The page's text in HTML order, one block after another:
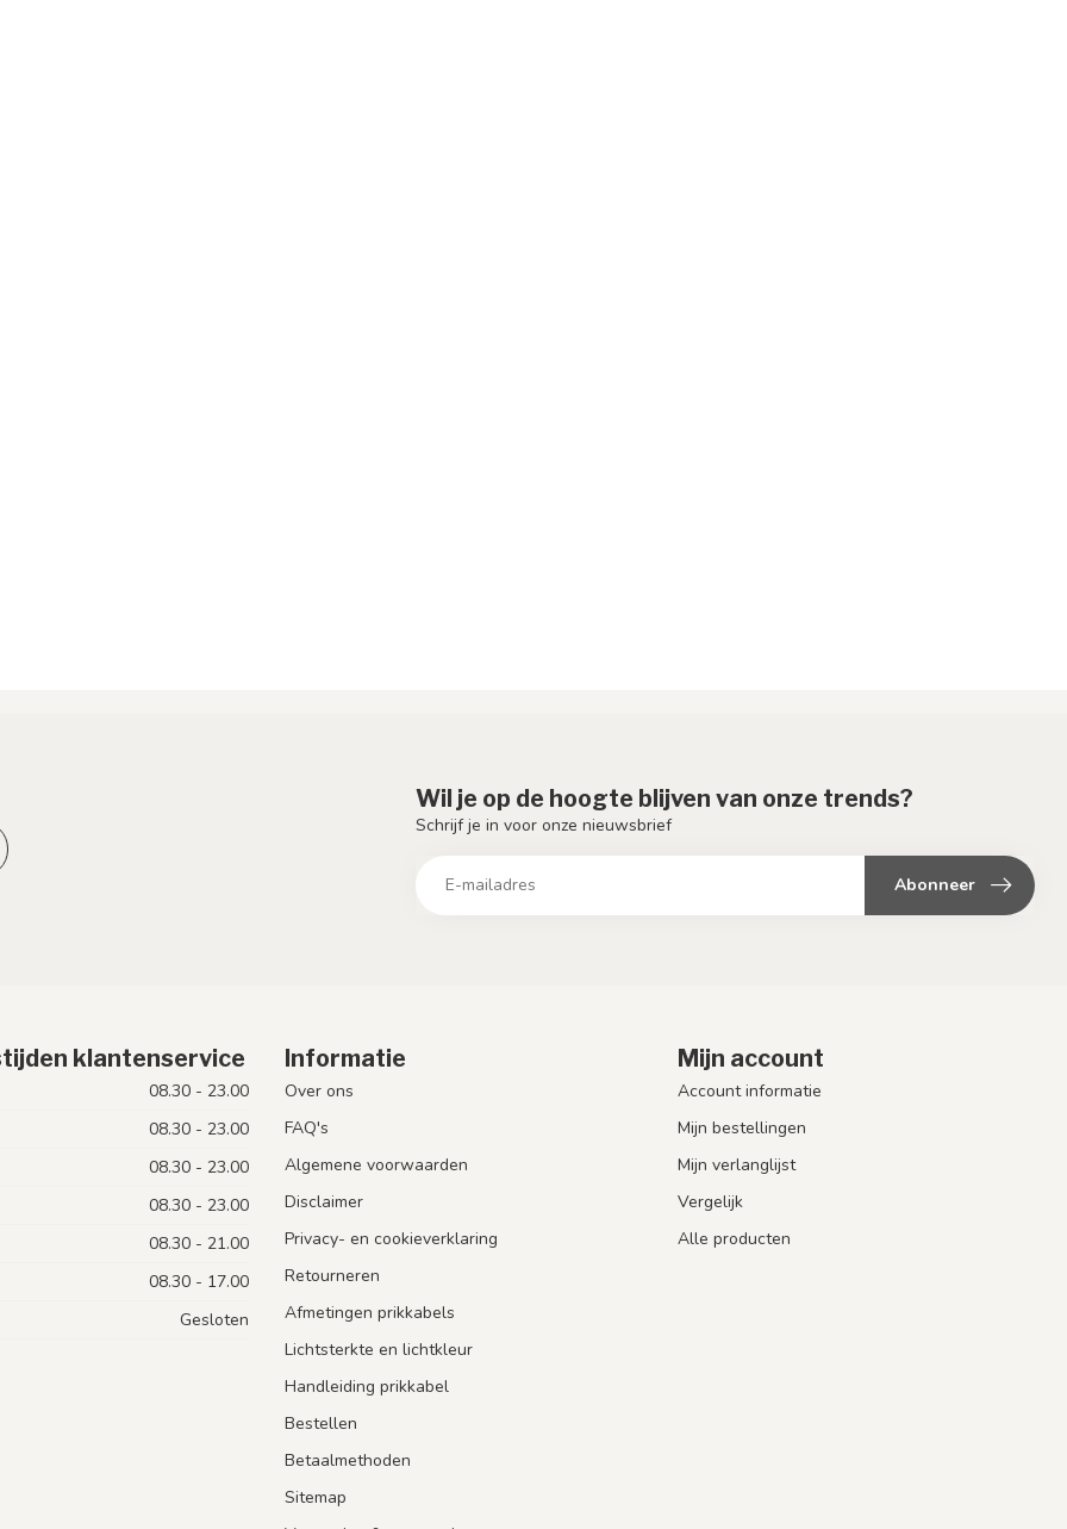
Wil je op de hoogte blijven van onze trends?
Schrijf je in voor onze nieuwsbrief
Abonneer
klantenservice
08.30 - 23.00
08.30 - 23.00
08.30 - 23.00
08.30 - 23.00
08.30 - 21.00
08.30 - 17.00
Gesloten
Informatie
Over ons
FAQ's
Algemene voorwaarden
Disclaimer
Privacy- en cookieverklaring
Retourneren
Afmetingen prikkabels
Lichtsterkte en lichtkleur
Handleiding prikkabel
Bestellen
Betaalmethoden
Sitemap
Mijn account
Account informatie
Mijn bestellingen
Mijn verlanglijst
Vergelijk
Alle producten